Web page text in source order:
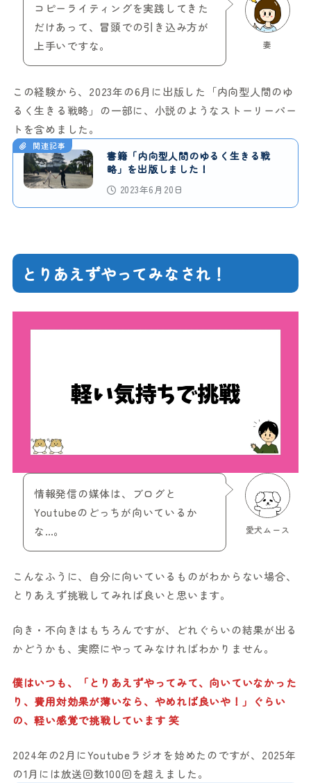
妻
コピーライティングを実践してきた
だけあって、冒頭での引き込み方が
上手いですな。
この経験から、2023年の6月に出版した「内向型人間のゆ
るく生きる戦略」の一部に、小説のようなストーリーパー
トを含めました。
関連記事
書籍「内向型人間のゆるく生きる戦
略」を出版しました！
2023年6月20日
とりあえずやってみなされ！
愛犬ムース
情報発信の媒体は、ブログと
Youtubeのどっちが向いているか
な…。
こんなふうに、自分に向いているものがわからない場合、
とりあえず挑戦してみれば良いと思います。
向き・不向きはもちろんですが、どれぐらいの結果が出る
かどうかも、実際にやってみなければわかりません。
僕はいつも、「とりあえずやってみて、向いていなかった
り、費用対効果が薄いなら、やめれば良いや！」ぐらい
の、軽い感覚で挑戦しています 笑
2024年の2月にYoutubeラジオを始めたのですが、2025年
の1月には放送回数100回を超えました。